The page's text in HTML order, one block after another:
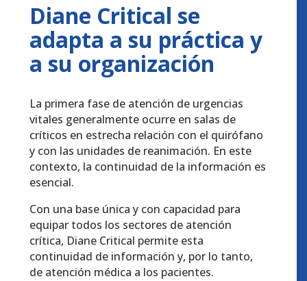
Diane Critical se
adapta a su práctica y
a su organización
La primera fase de atención de urgencias
vitales generalmente ocurre en salas de
críticos en estrecha relación con el quirófano
y con las unidades de reanimación. En este
contexto, la continuidad de la información es
esencial.
Con una base única y con capacidad para
equipar todos los sectores de atención
crítica, Diane Critical permite esta
continuidad de información y, por lo tanto,
de atención médica a los pacientes.